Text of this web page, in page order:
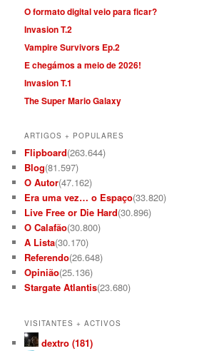
O formato digital veio para ficar?
Invasion T.2
Vampire Survivors Ep.2
E chegámos a meio de 2026!
Invasion T.1
The Super Mario Galaxy
ARTIGOS + POPULARES
Flipboard(263.644)
Blog(81.597)
O Autor(47.162)
Era uma vez… o Espaço(33.820)
Live Free or Die Hard(30.896)
O Calafão(30.800)
A Lista(30.170)
Referendo(26.648)
Opinião(25.136)
Stargate Atlantis(23.680)
VISITANTES + ACTIVOS
dextro (181)